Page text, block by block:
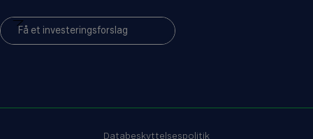
Få et investeringsforslag
Databeskyttelsespolitik